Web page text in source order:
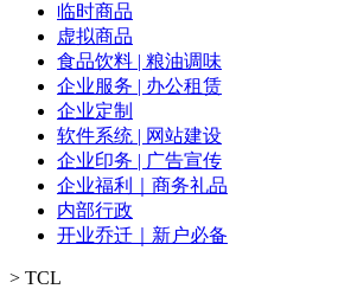
临时商品
虚拟商品
食品饮料 | 粮油调味
企业服务 | 办公租赁
企业定制
软件系统 | 网站建设
企业印务 | 广告宣传
企业福利｜商务礼品
内部行政
开业乔迁｜新户必备
> TCL